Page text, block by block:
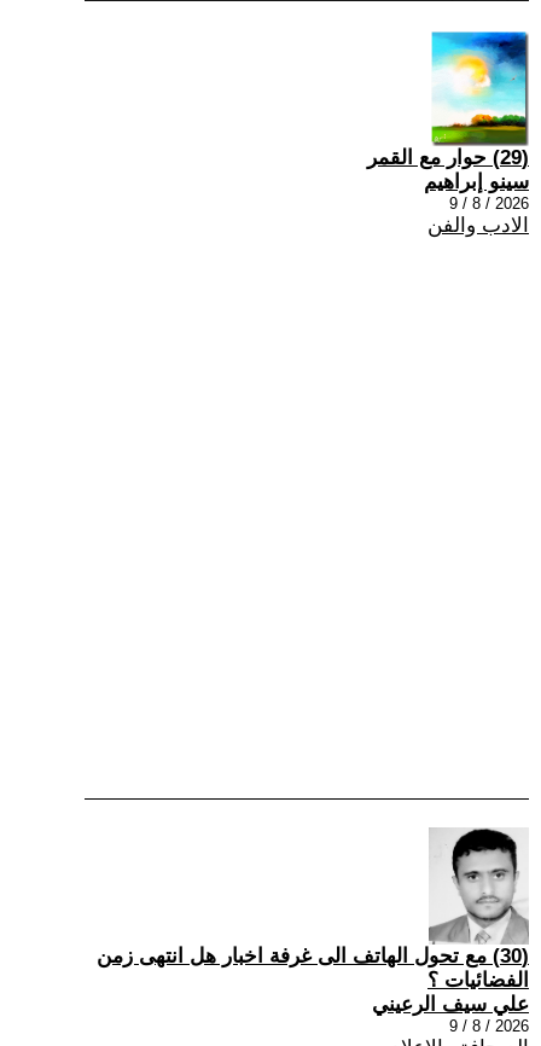
(29) حوار مع القمر
سينو إبراهيم
2026 / 8 / 9
الادب والفن
(30) مع تحول الهاتف الى غرفة اخبار هل انتهى زمن
الفضائيات ؟
علي سيف الرعيني
2026 / 8 / 9